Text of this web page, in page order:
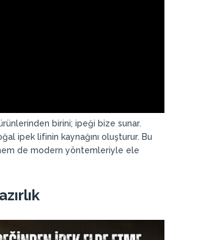
birini; ipeği bize sunar.
ipek lifinin kaynağını oluşturur. Bu
de modern yöntemleriyle ele